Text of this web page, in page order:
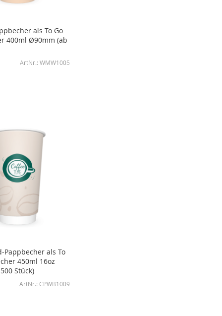
als To Go
400ml Ø90mm (ab
WMW1005
Pappbecher als To
450ml 16oz
Stück)
CPWB1009